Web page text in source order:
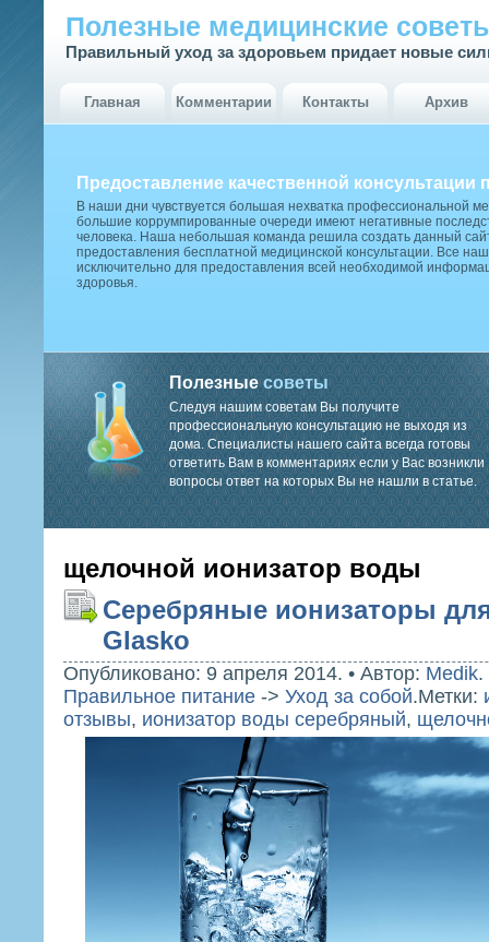
Полезные медицинские
Правильный уход за здоровьем придает новые
Главная Комментарии Контакты Архив
Предоставление качественной консультации
В наши дни чувствуется большая нехватка профессиональной
большие коррумпированные очереди имеют негативные
человека. Наша небольшая команда решила создать данный
предоставления бесплатной медицинской консультации. Все
исключительно для предоставления всей необходимой
здоровья.
Полезныесоветы
Следуя нашим советам Вы получите
профессиональную консультацию не выходя из
дома. Специалисты нашего сайта всегда готовы
ответить Вам в комментариях если у Вас возникли
вопросы ответ на которых Вы не нашли в статье.
щелочной ионизатор воды
Серебряные ионизаторы
Glasko
Опубликовано: 9 апреля 2014. • Автор: Medik.
Правильное питание -> Уход за собой.Метки:
отзывы, ионизатор воды серебряный,